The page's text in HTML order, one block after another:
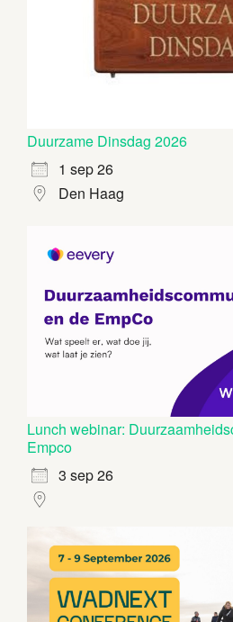
Duurzame Dinsdag 2026
1 sep 26
Den Haag
Lunch webinar:
Empco
3 sep 26